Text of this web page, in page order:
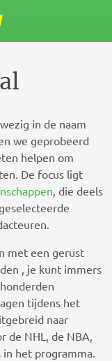
in de naam
we geprobeerd
helpen om
De focus ligt
, die deels
met een gerust
, je kunt immers
tijdens het
naar
de NHL, de NBA,
in het programma.